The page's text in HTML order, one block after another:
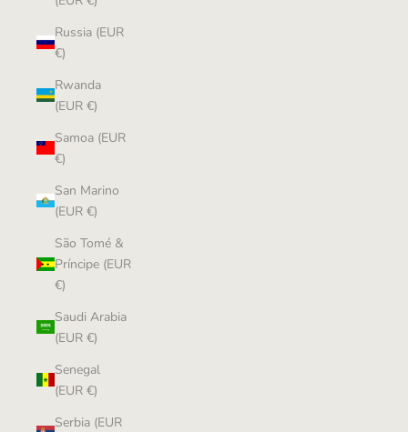
Russia (EUR
€)
Rwanda
(EUR €)
Samoa (EUR
€)
San Marino
(EUR €)
São Tomé &
Príncipe (EUR
€)
Saudi Arabia
(EUR €)
Senegal
(EUR €)
Serbia (EUR